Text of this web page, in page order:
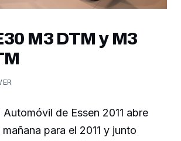
M3 DTM y M3
Automóvil de Essen 2011 abre
para el 2011 y junto